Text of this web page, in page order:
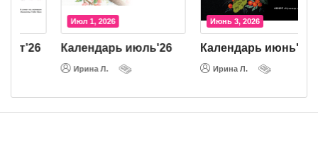
Июл 1, 2026
Календарь июль'26
Ирина Л.
Июнь 3, 2026
Календарь июнь'26
Ирина Л.